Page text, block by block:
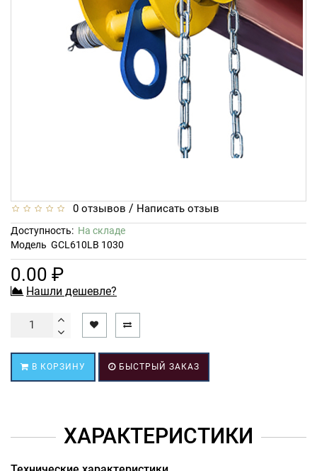
0 отзывов / Написать отзыв
Доступность: На складе
Модель GCL610LB 1030
0.00 ₽
Нашли дешевле?
В КОРЗИНУ БЫСТРЫЙ ЗАКАЗ
ХАРАКТЕРИСТИКИ